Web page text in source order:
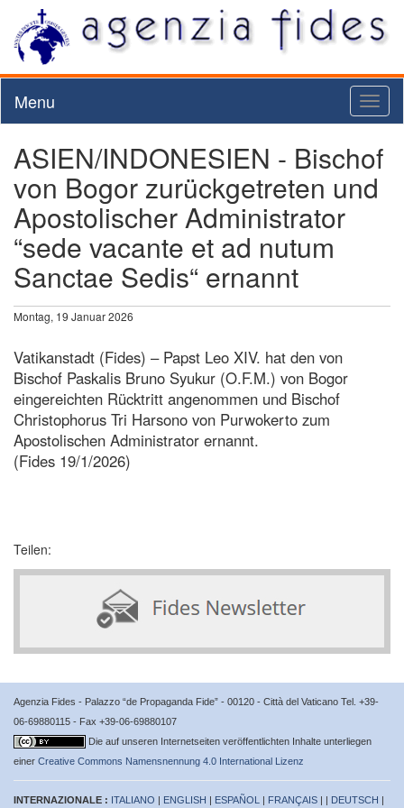
Menu
ASIEN/INDONESIEN - Bischof
von Bogor zurückgetreten und
Apostolischer Administrator
“sede vacante et ad nutum
Sanctae Sedis“ ernannt
Montag, 19 Januar 2026
Vatikanstadt (Fides) – Papst Leo XIV. hat den von
Bischof Paskalis Bruno Syukur (O.F.M.) von Bogor
eingereichten Rücktritt angenommen und Bischof
Christophorus Tri Harsono von Purwokerto zum
Apostolischen Administrator ernannt.
(Fides 19/1/2026)
Teilen:
Agenzia Fides - Palazzo “de Propaganda Fide” - 00120 - Città del Vaticano Tel. +39-
06-69880115 - Fax +39-06-69880107
Die auf unseren Internetseiten veröffentlichten Inhalte unterliegen
einer Creative Commons Namensnennung 4.0 International Lizenz
INTERNAZIONALE : ITALIANO | ENGLISH | ESPAÑOL | FRANÇAIS | | DEUTSCH |